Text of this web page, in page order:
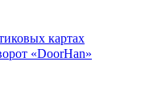
картах
«DoorHan»